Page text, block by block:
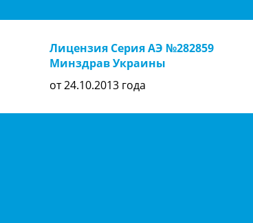
Лицензия Серия АЭ №282859
Минздрав Украины
от 24.10.2013 года